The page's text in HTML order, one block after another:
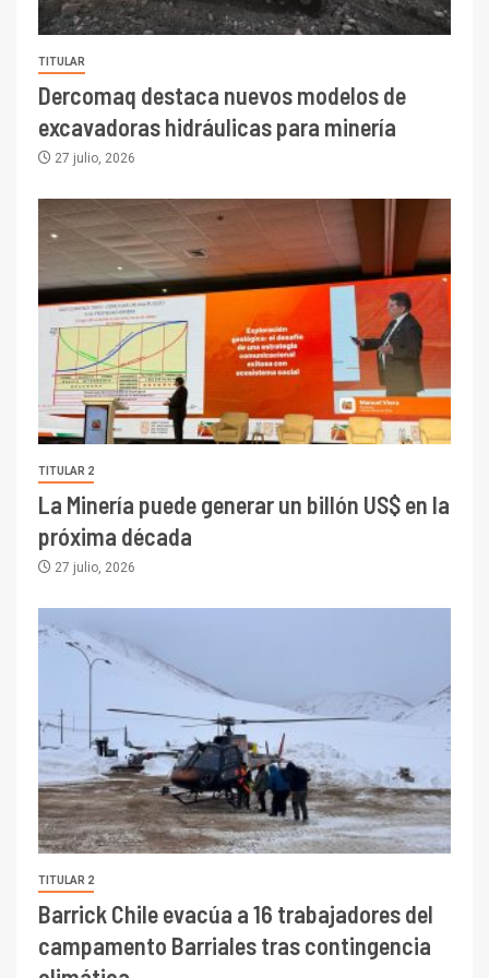
TITULAR
Dercomaq destaca nuevos modelos de
excavadoras hidráulicas para minería
27 julio, 2026
TITULAR 2
La Minería puede generar un billón US$ en la
próxima década
27 julio, 2026
TITULAR 2
Barrick Chile evacúa a 16 trabajadores del
campamento Barriales tras contingencia